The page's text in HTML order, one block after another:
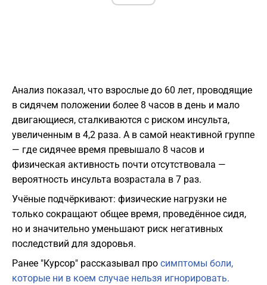
Анализ показал, что взрослые до 60 лет, проводящие
в сидячем положении более 8 часов в день и мало
двигающиеся, сталкиваются с риском инсульта,
увеличенным в 4,2 раза. А в самой неактивной группе
— где сидячее время превышало 8 часов и
физическая активность почти отсутствовала —
вероятность инсульта возрастала в 7 раз.
Учёные подчёркивают: физические нагрузки не
только сокращают общее время, проведённое сидя,
но и значительно уменьшают риск негативных
последствий для здоровья.
Ранее "Курсор" рассказывал про симптомы боли,
которые ни в коем случае нельзя игнорировать.